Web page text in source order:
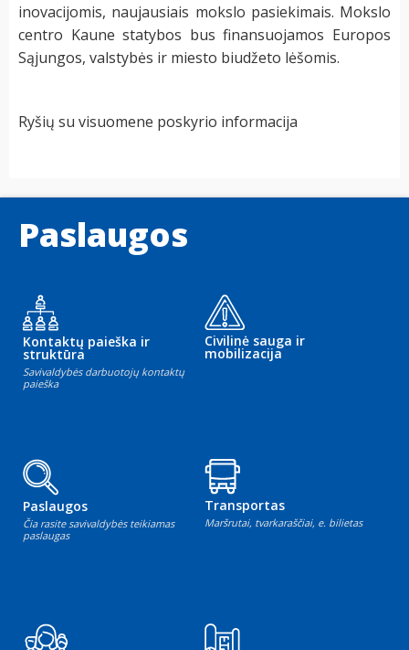
inovacijomis, naujausiais mokslo pasiekimais. Mokslo
centro Kaune statybos bus finansuojamos Europos
Sąjungos, valstybės ir miesto biudžeto lėšomis.
Ryšių su visuomene poskyrio informacija
Paslaugos
Kontaktų paieška ir
struktūra
Savivaldybės darbuotojų kontaktų
paieška
Civilinė sauga ir
mobilizacija
Paslaugos
Čia rasite savivaldybės teikiamas
paslaugas
Transportas
Maršrutai, tvarkaraščiai, e. bilietas